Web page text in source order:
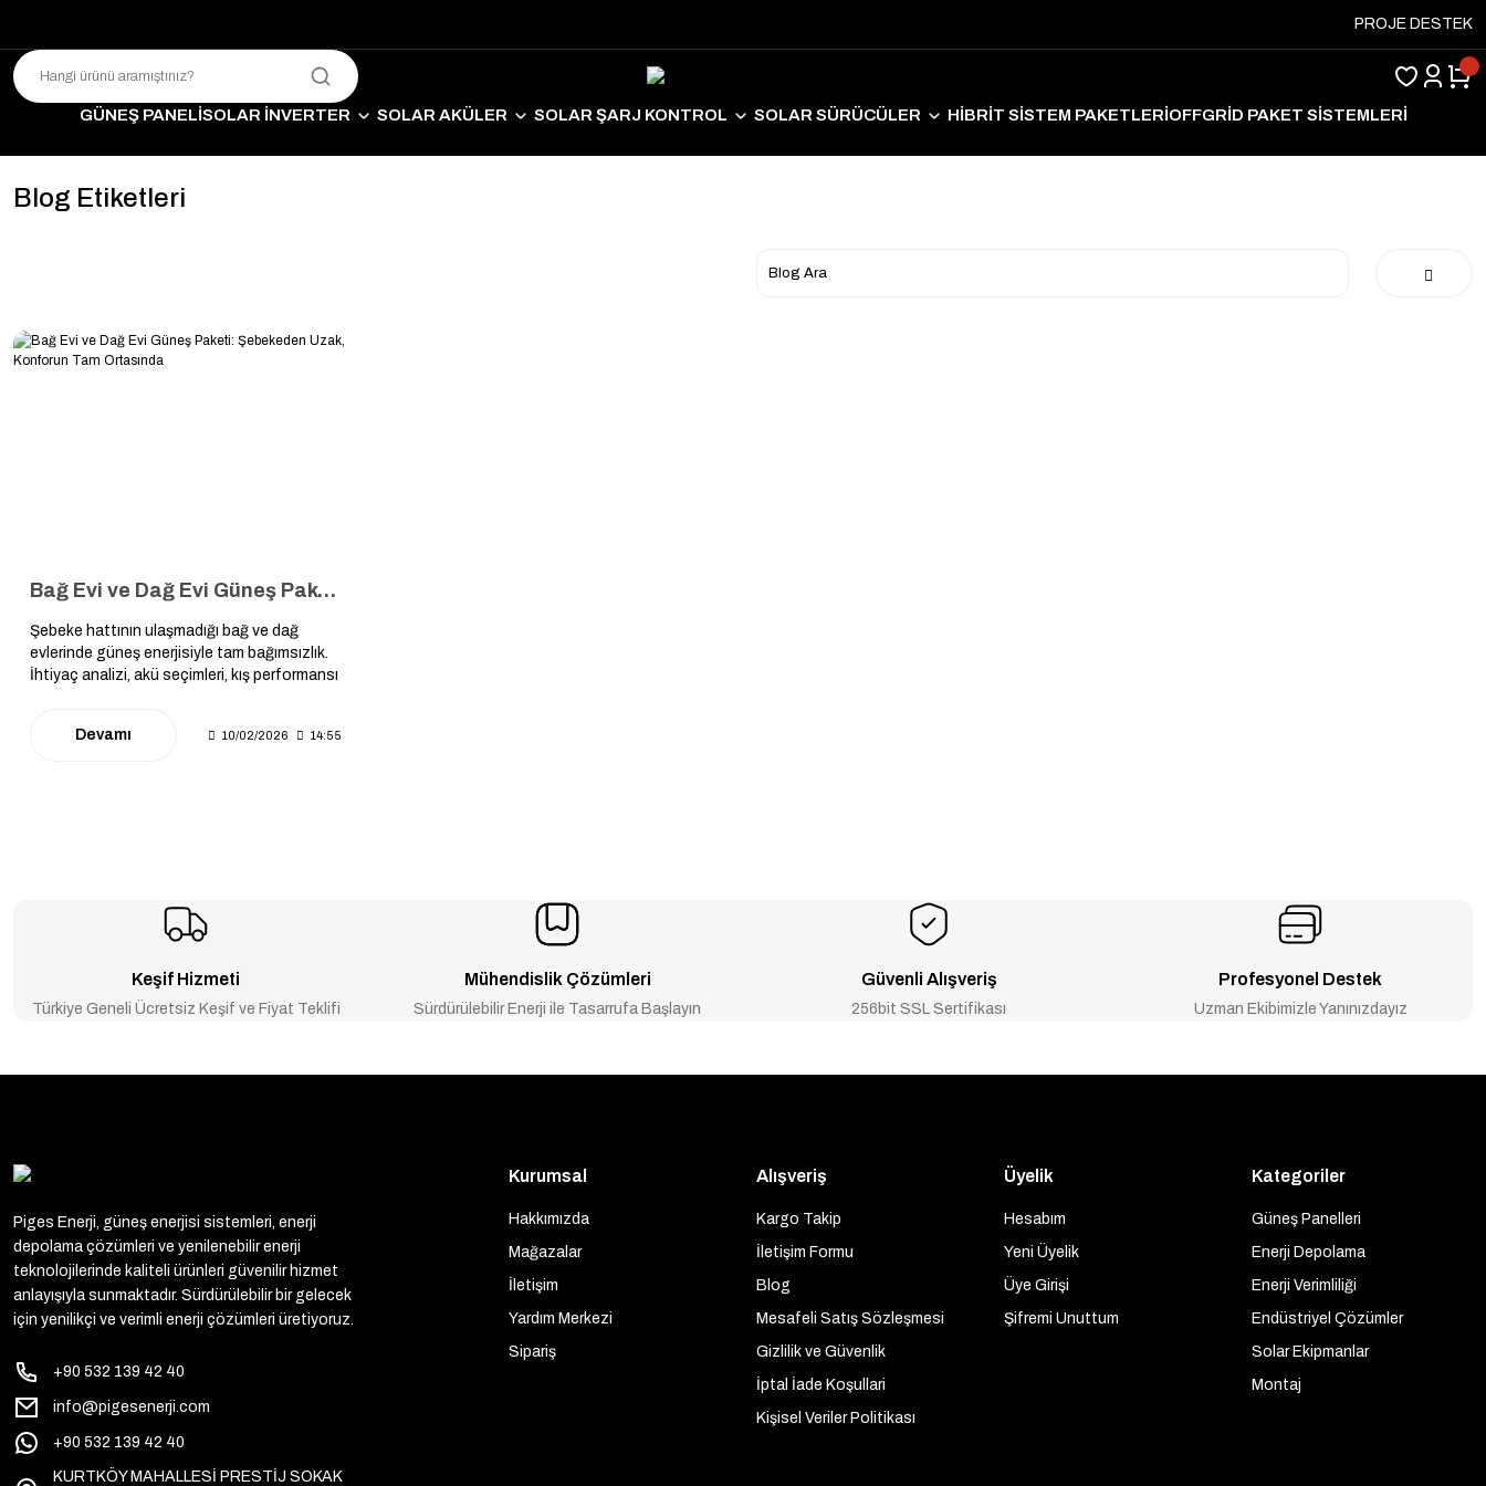
PROJE DESTEK
GÜNEŞ PANELİSOLAR İNVERTER SOLAR AKÜLER SOLAR ŞARJ KONTROL SOLAR SÜRÜCÜLER HİBRİT SİSTEM PAKETLERİOFFGRİD PAKET SİSTEMLERİ
Blog Etiketleri
Bağ Evi ve Dağ Evi Güneş Paketi: Şebekeden Uzak, Konforun Tam Ortasında
Şebeke hattının ulaşmadığı bağ ve dağ
evlerinde güneş enerjisiyle tam bağımsızlık.
İhtiyaç analizi, akü seçimleri, kış performansı
Devamı
10/02/2026 14:55
Keşif Hizmeti
Türkiye Geneli Ücretsiz Keşif ve Fiyat Teklifi
Mühendislik Çözümleri
Sürdürülebilir Enerji ile Tasarrufa Başlayın
Güvenli Alışveriş
256bit SSL Sertifikası
Profesyonel Destek
Uzman Ekibimizle Yanınızdayız
Piges Enerji, güneş enerjisi sistemleri, enerji
depolama çözümleri ve yenilenebilir enerji
teknolojilerinde kaliteli ürünleri güvenilir hizmet
anlayışıyla sunmaktadır. Sürdürülebilir bir gelecek
için yenilikçi ve verimli enerji çözümleri üretiyoruz.
+90 532 139 42 40
info@pigesenerji.com
+90 532 139 42 40
KURTKÖY MAHALLESİ PRESTİJ SOKAK
Kurumsal
Hakkımızda
Mağazalar
İletişim
Yardım Merkezi
Sipariş
Alışveriş
Kargo Takip
İletişim Formu
Blog
Mesafeli Satış Sözleşmesi
Gizlilik ve Güvenlik
İptal İade Koşullari
Kişisel Veriler Politikası
Üyelik
Hesabım
Yeni Üyelik
Üye Girişi
Şifremi Unuttum
Kategoriler
Güneş Panelleri
Enerji Depolama
Enerji Verimliliği
Endüstriyel Çözümler
Solar Ekipmanlar
Montaj